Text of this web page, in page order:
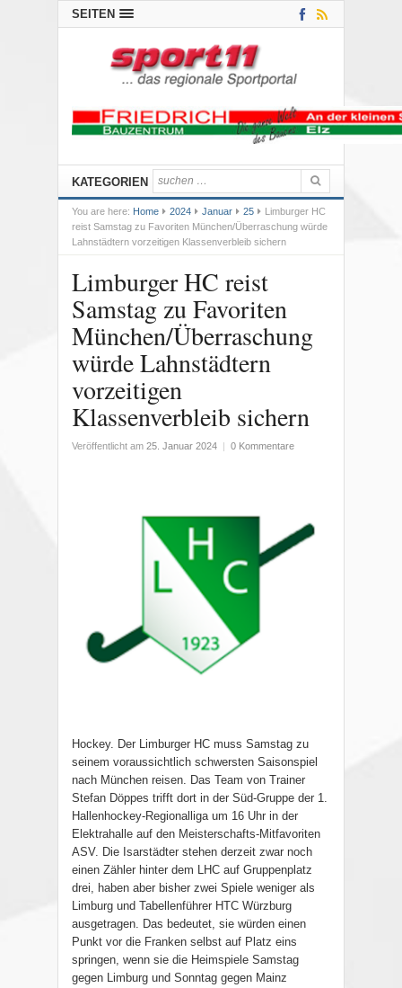
SEITEN
KATEGORIEN
You are here: Home 2024 Januar 25
Limburger HC
reist Samstag zu Favoriten München/Überraschung würde
Lahnstädtern vorzeitigen Klassenverbleib sichern
Limburger HC reist
Samstag zu Favoriten
München/Überraschung
würde Lahnstädtern
vorzeitigen
Klassenverbleib sichern
Veröffentlicht am 25. Januar 2024 0 Kommentare
Hockey. Der Limburger HC muss Samstag zu
seinem voraussichtlich schwersten Saisonspiel
nach München reisen. Das Team von Trainer
Stefan Döppes trifft dort in der Süd-Gruppe der 1.
Hallenhockey-Regionalliga um 16 Uhr in der
Elektrahalle auf den Meisterschafts-Mitfavoriten
ASV. Die Isarstädter stehen derzeit zwar noch
einen Zähler hinter dem LHC auf Gruppenplatz
drei, haben aber bisher zwei Spiele weniger als
Limburg und Tabellenführer HTC Würzburg
ausgetragen. Das bedeutet, sie würden einen
Punkt vor die Franken selbst auf Platz eins
springen, wenn sie die Heimspiele Samstag
gegen Limburg und Sonntag gegen Mainz